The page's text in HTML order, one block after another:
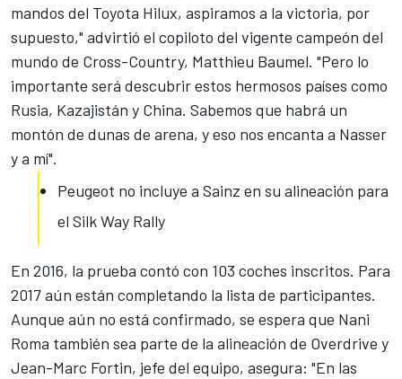
mandos del Toyota Hilux, aspiramos a la victoria, por
supuesto," advirtió el copiloto del vigente campeón del
mundo de Cross-Country, Matthieu Baumel. "Pero lo
importante será descubrir estos hermosos países como
Rusia, Kazajistán y China. Sabemos que habrá un
montón de dunas de arena, y eso nos encanta a Nasser
y a mí".
Peugeot no incluye a Sainz en su alineación para
el Silk Way Rally
En 2016, la prueba contó con 103 coches inscritos. Para
2017 aún están completando la lista de participantes.
Aunque aún no está confirmado, se espera que Nani
Roma también sea parte de la alineación de Overdrive y
Jean-Marc Fortin, jefe del equipo, asegura: "En las